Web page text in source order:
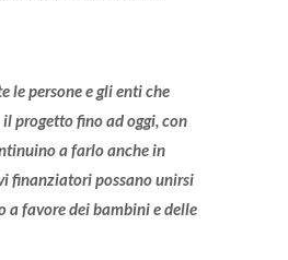
le persone e gli enti che
progetto fino ad oggi, con
a farlo anche in
finanziatori possano unirsi
a favore dei bambini e delle